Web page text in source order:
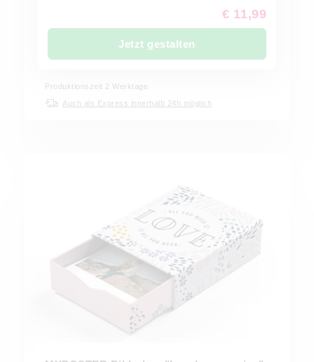
€ 11,99
Jetzt gestalten
Produktionszeit 2 Werktage
Auch als Express innerhalb 24h möglich